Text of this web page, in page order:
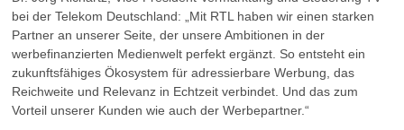
bei der Telekom Deutschland: „Mit RTL haben wir einen starken
Partner an unserer Seite, der unsere Ambitionen in der
werbefinanzierten Medienwelt perfekt ergänzt. So entsteht ein
zukunftsfähiges Ökosystem für adressierbare Werbung, das
Reichweite und Relevanz in Echtzeit verbindet. Und das zum
Vorteil unserer Kunden wie auch der Werbepartner.“